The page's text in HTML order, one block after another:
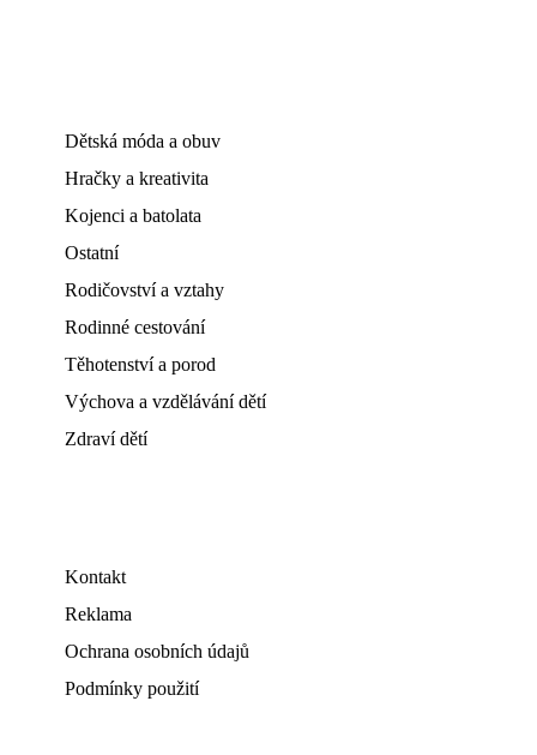
Dětská móda a obuv
Hračky a kreativita
Kojenci a batolata
Ostatní
Rodičovství a vztahy
Rodinné cestování
Těhotenství a porod
Výchova a vzdělávání dětí
Zdraví dětí
Kontakt
Reklama
Ochrana osobních údajů
Podmínky použití